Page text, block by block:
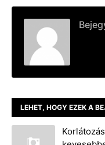
LEHET, HOGY EZEK A